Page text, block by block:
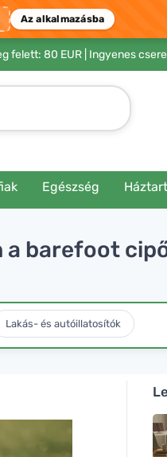
Az alkalmazásba
felett: 80 EUR | Ingyenes
Egészség
barefoot
Lakás- és autóillatosítók